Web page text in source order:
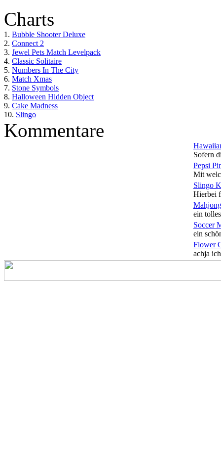
Charts
1. Bubble Shooter Deluxe
2. Connect 2
3. Jewel Pets Match Levelpack
4. Classic Solitaire
5. Numbers In The City
6. Match Xmas
7. Stone Symbols
8. Halloween Hidden Object
9. Cake Madness
10. Slingo
Kommentare
Sofern
Pepsi
Mit
Slingo
Hierbei
ein
Soccer
ein
Flower
achja